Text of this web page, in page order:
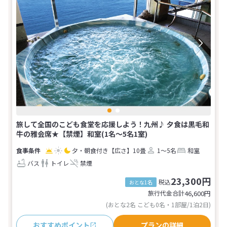
旅して全国のこども食堂を応援しよう！九州♪ 夕食は黒毛和
牛の雅会席★【禁煙】和室(1名～5名1室)
夕・朝食付き 【広さ】10畳 1～5名
和室
バス
トイレ 禁煙
おとな1名 税込23,300円
旅行代金合計46,600円
(おとな2名 こども0名・1部屋/1泊2日)
おすすめポイント プランの詳細